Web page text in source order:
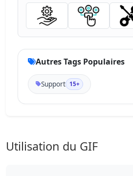
Autres Tags Populaires
Support 15+
Utilisation du GIF